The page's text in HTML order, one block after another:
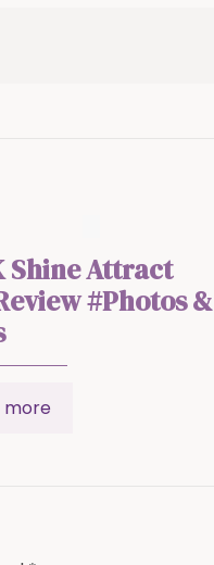
Shine Attract
#Photos &
more